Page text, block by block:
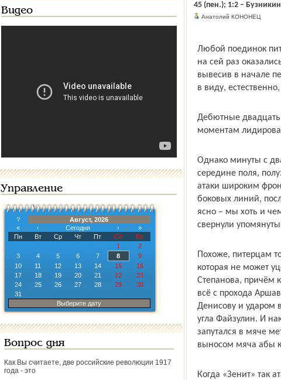
Видео
Управление
?
Август, 2026
«
‹ Сегодня ›
»
Пн
Вт Ср Чт Пт Сб
Вс
1
2
3
4 5 6 7 8
9
10
11 12 13 14 15
16
17
18 19 20 21 22
23
24
25 26 27 28 29
30
31
Выберите дату
Вопрос дня
Как Вы считаете, две российские революции 1917
года - это
45 (пен.); 1:2 –
Анатолий КОНОНЕЦ
Любой поединок
на сей раз
вывесив в начале
в виду,
Дебютные
моментам
Однако минуты с
середине поля,
атаки широким
боковых линий,
ясно – мы хоть и
свернули
Похоже, питерцам
которая не может
Степанова, причём
всё с прохода
Денисову и ударом
угла Файзулин. И
запутался в мяче
выносом мяча абы
Когда «Зенит» так